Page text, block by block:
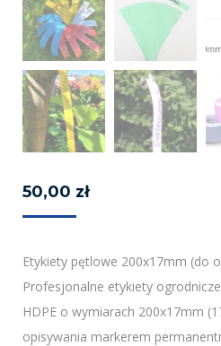
50,00 zł
Etykiety pętlowe 200x17mm (do
Profesjonalne etykiety
HDPE o wymiarach 200x17mm
opisywania markerem